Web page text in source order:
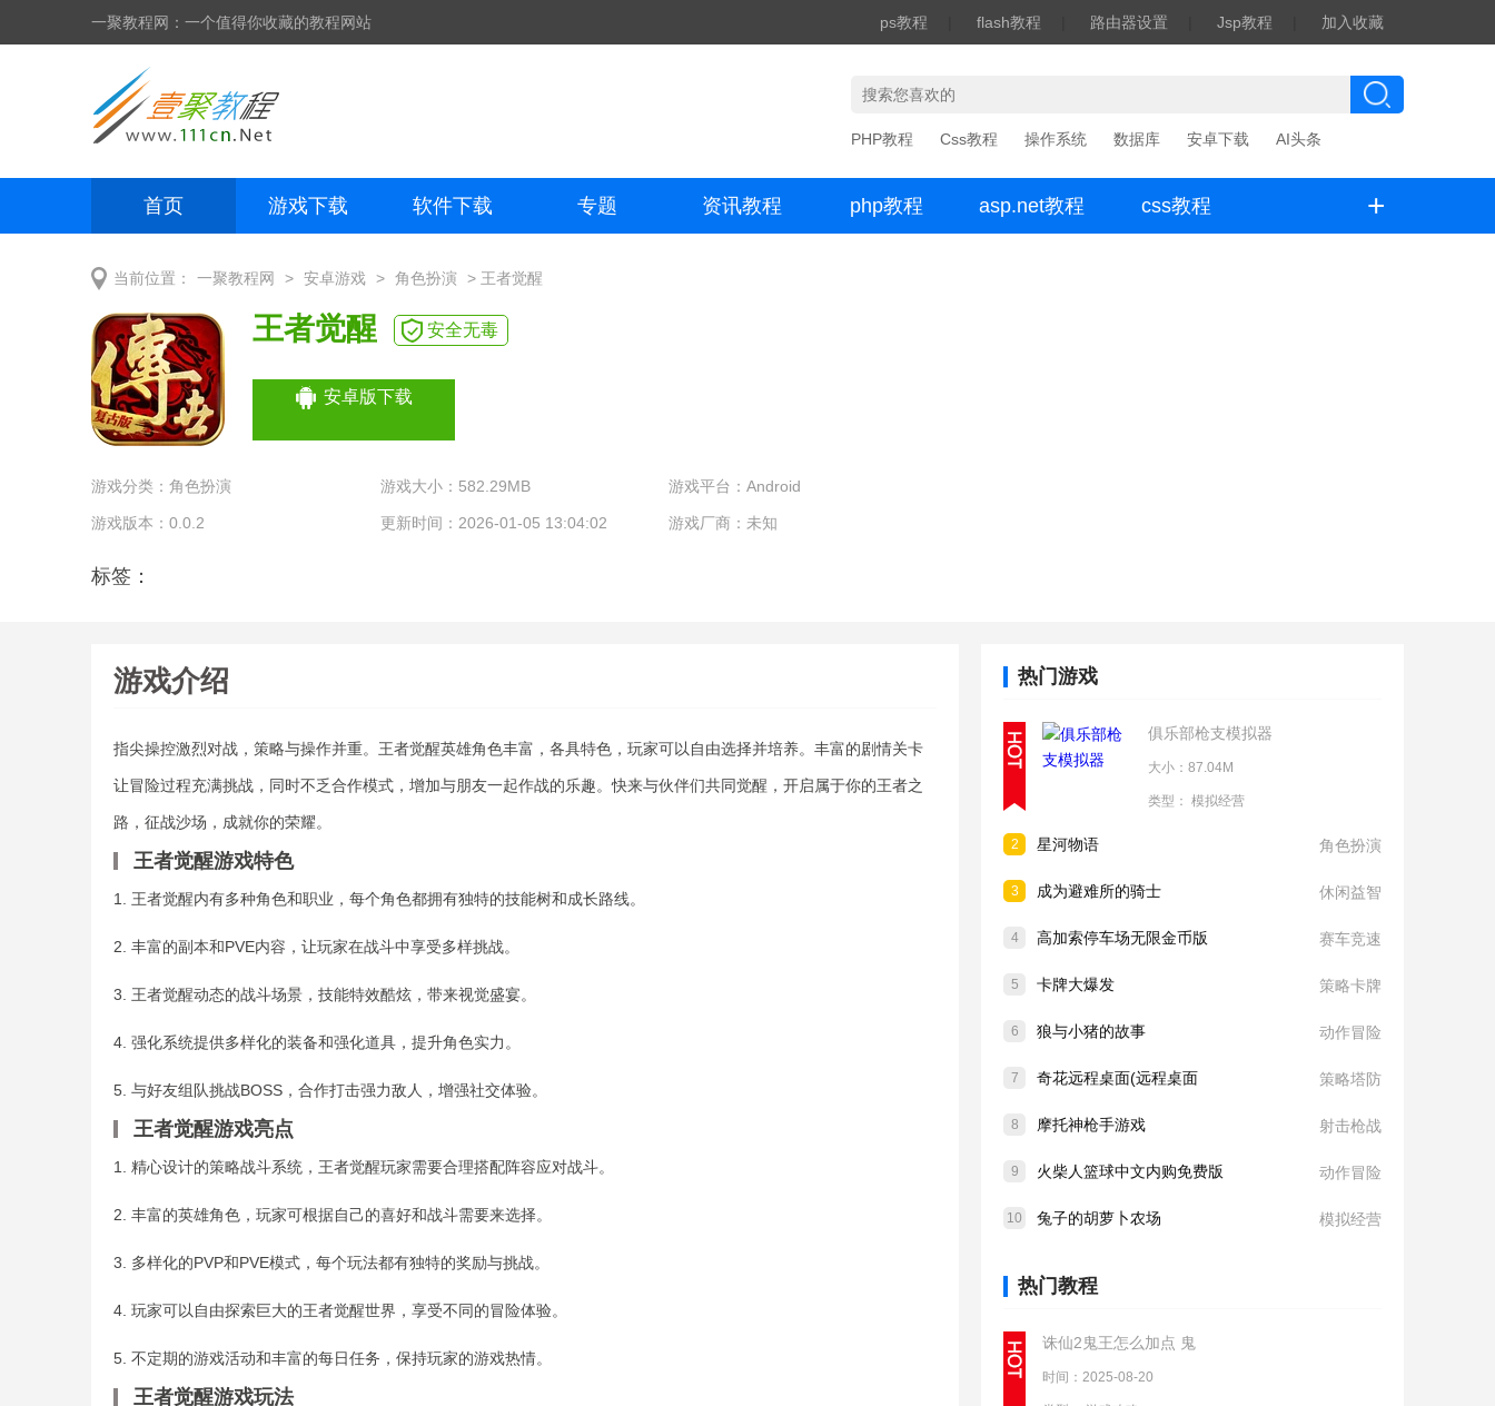
一聚教程网：一个值得你收藏的教程网站 ps教程 flash教程 路由器设置 Jsp教程 加入收藏
PHP教程 Css教程 操作系统 数据库 安卓下载 AI头条
首页 游戏下载 软件下载 专题 资讯教程 php教程 asp.net教程 css教程 +
当前位置： 一聚教程网 > 安卓游戏 > 角色扮演 > 王者觉醒
王者觉醒 安全无毒
安卓版下载
游戏分类： 角色扮演 游戏大小：582.29MB 游戏平台：Android
游戏版本：0.0.2 更新时间：2026-01-05 13:04:02 游戏厂商：未知
标签：
游戏介绍
指尖操控激烈对战，策略与操作并重。王者觉醒英雄角色丰富，各具特色，玩家可以自由选择并培养。丰富的剧情关卡
让冒险过程充满挑战，同时不乏合作模式，增加与朋友一起作战的乐趣。快来与伙伴们共同觉醒，开启属于你的王者之
路，征战沙场，成就你的荣耀。
王者觉醒游戏特色
1. 王者觉醒内有多种角色和职业，每个角色都拥有独特的技能树和成长路线。
2. 丰富的副本和PVE内容，让玩家在战斗中享受多样挑战。
3. 王者觉醒动态的战斗场景，技能特效酷炫，带来视觉盛宴。
4. 强化系统提供多样化的装备和强化道具，提升角色实力。
5. 与好友组队挑战BOSS，合作打击强力敌人，增强社交体验。
王者觉醒游戏亮点
1. 精心设计的策略战斗系统，王者觉醒玩家需要合理搭配阵容应对战斗。
2. 丰富的英雄角色，玩家可根据自己的喜好和战斗需要来选择。
3. 多样化的PVP和PVE模式，每个玩法都有独特的奖励与挑战。
4. 玩家可以自由探索巨大的王者觉醒世界，享受不同的冒险体验。
5. 不定期的游戏活动和丰富的每日任务，保持玩家的游戏热情。
王者觉醒游戏玩法
热门游戏
俱乐部枪支模拟器
大小：87.04M
类型： 模拟经营
2 星河物语 角色扮演
3 成为避难所的骑士 休闲益智
4 高加索停车场无限金币版 赛车竞速
5 卡牌大爆发 策略卡牌
6 狼与小猪的故事 动作冒险
7 奇花远程桌面(远程桌面 策略塔防
8 摩托神枪手游戏 射击枪战
9 火柴人篮球中文内购免费版 动作冒险
10 兔子的胡萝卜农场 模拟经营
热门教程
诛仙2鬼王怎么加点 鬼
时间：2025-08-20